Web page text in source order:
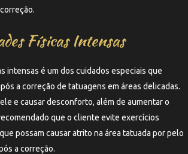
Físicas Intensas
intensas é um dos cuidados especiais que
a correção de tatuagens em áreas delicadas.
e causar desconforto, além de aumentar o
que o cliente evite exercícios
possam causar atrito na área tatuada por pelo
a correção.